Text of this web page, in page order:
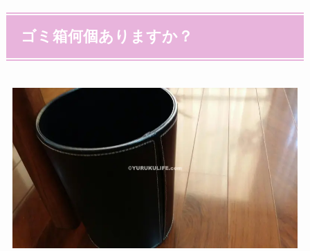
ゴミ箱何個ありますか？